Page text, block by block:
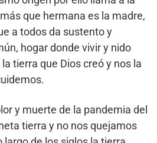
que hermana es la madre,
a todos da sustento y
hogar donde vivir y nido
tierra que Dios creó y nos la
y muerte de la pandemia del
tierra y no nos quejamos